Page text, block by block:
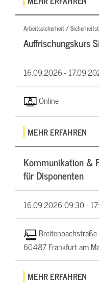
Arbeitssicherheit /
Auffrischungskurs
16.09.2026 -
Online
MEHR ERFAHREN
Kommunikation &
für Disponenten
16.09.202609:30 -
Breitenbachstraße
60487 Frankfurt am
MEHR ERFAHREN